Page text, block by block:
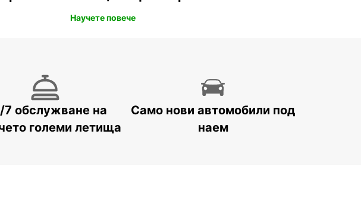
Научете повече
7 обслужване на
големи летища
Само нови автомобили под
наем